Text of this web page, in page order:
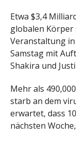
Etwa $3,4
globalen
Veranstaltung
Samstag mit
Shakira und
Mehr als
starb an dem
erwartet, dass
nächsten